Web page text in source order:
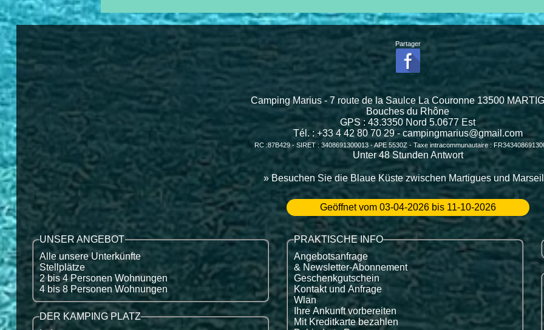
Partager
Camping Marius - 7 route de la Saulce La Couronne 13500
Bouches du Rhône
GPS :43.3350 Nord5.0677 Est
Tél. : +33 4 42 80 70 29 - campingmarius@gmail.com
RC :87B429 - SIRET : 3408691300013 - APE 5530Z - Taxe intracommunautaire :
Unter 48 Stunden Antwort
» Besuchen Sie die Blaue Küste zwischen Martigues und
Geöffnet vom 03-04-2026 bis 11-10-2026
UNSER ANGEBOT
Alle unsere Unterkünfte
Stellplätze
2 bis 4 Personen Wohnungen
4 bis 8 Personen Wohnungen
DER KAMPING PLATZ
PRAKTISCHE INFO
Angebotsanfrage
& Newsletter-Abonnement
Geschenkgutschein
Kontakt und Anfrage
Wlan
Ihre Ankunft vorbereiten
Mit Kreditkarte bezahlen